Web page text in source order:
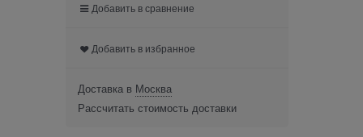
Добавить в сравнение
Добавить в избранное
Доставка в Москва
Рассчитать стоимость доставки